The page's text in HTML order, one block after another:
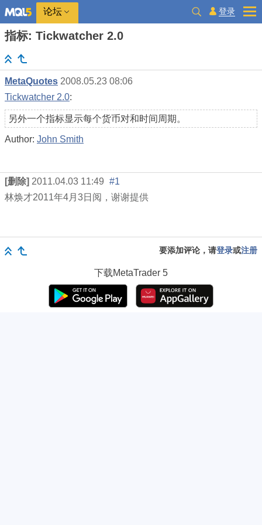
论坛 登录
指标: Tickwatcher 2.0
MetaQuotes 2008.05.23 08:06
Tickwatcher 2.0:
另外一个指标显示每个货币对和时间周期。
Author: John Smith
[删除] 2011.04.03 11:49 #1
林焕才2011年4月 3日阅，谢谢提供
要添加评论，请登录或注册
下载MetaTrader 5